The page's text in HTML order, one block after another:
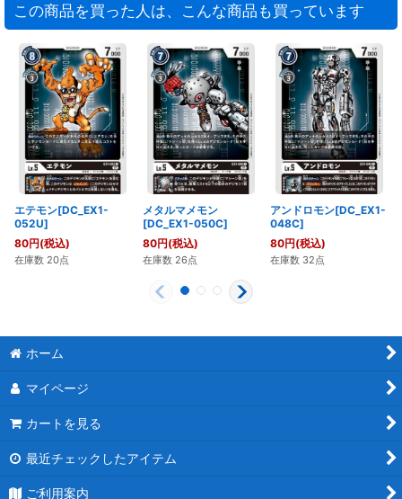
この商品を買った人は、こんな商品も買っています
エテモン[DC_EX1-
052U]
80円(税込)
在庫数 20点
メタルマメモン
[DC_EX1-050C]
80円(税込)
在庫数 26点
アンドロモン[DC_EX1-
048C]
80円(税込)
在庫数 32点
ホーム
マイページ
カートを見る
最近チェックしたアイテム
ご利用案内